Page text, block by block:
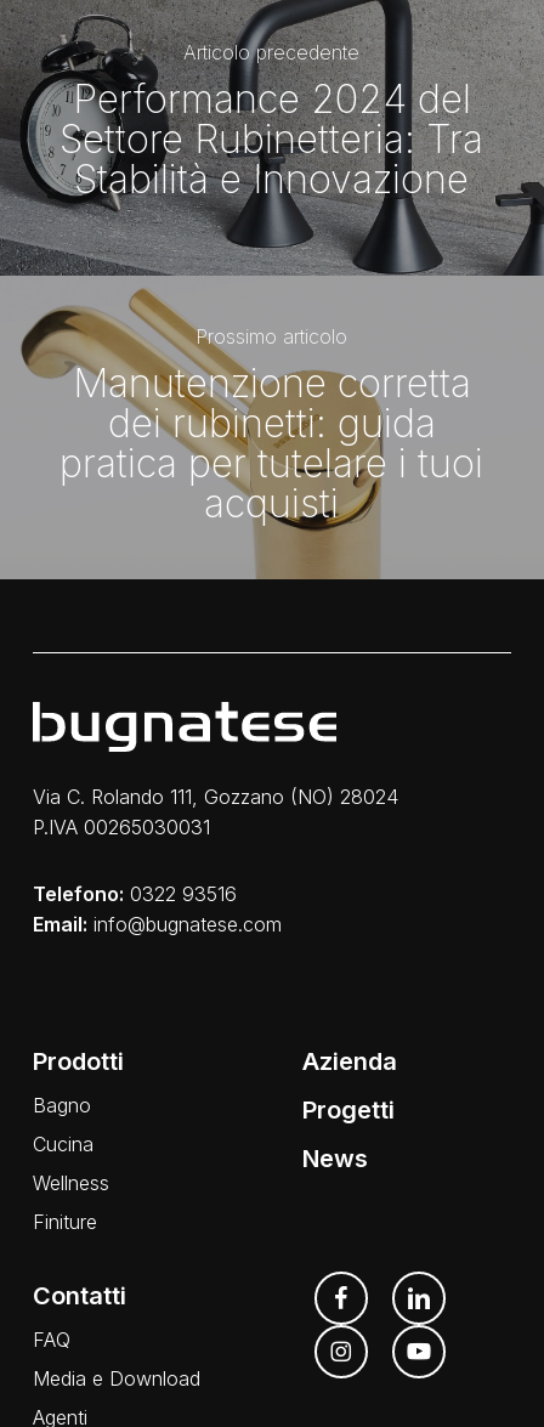
Articolo precedente
Performance 2024 del
Settore Rubinetteria: Tra
Stabilità e Innovazione
Prossimo articolo
Manutenzione corretta
dei rubinetti: guida
pratica per tutelare i tuoi
acquisti
Via C. Rolando 111, Gozzano (NO) 28024
P.IVA 00265030031
Telefono: 0322 93516
Email: info@bugnatese.com
Prodotti
Bagno
Cucina
Wellness
Finiture
Azienda
Progetti
News
Contatti
FAQ
Media e Download
Agenti